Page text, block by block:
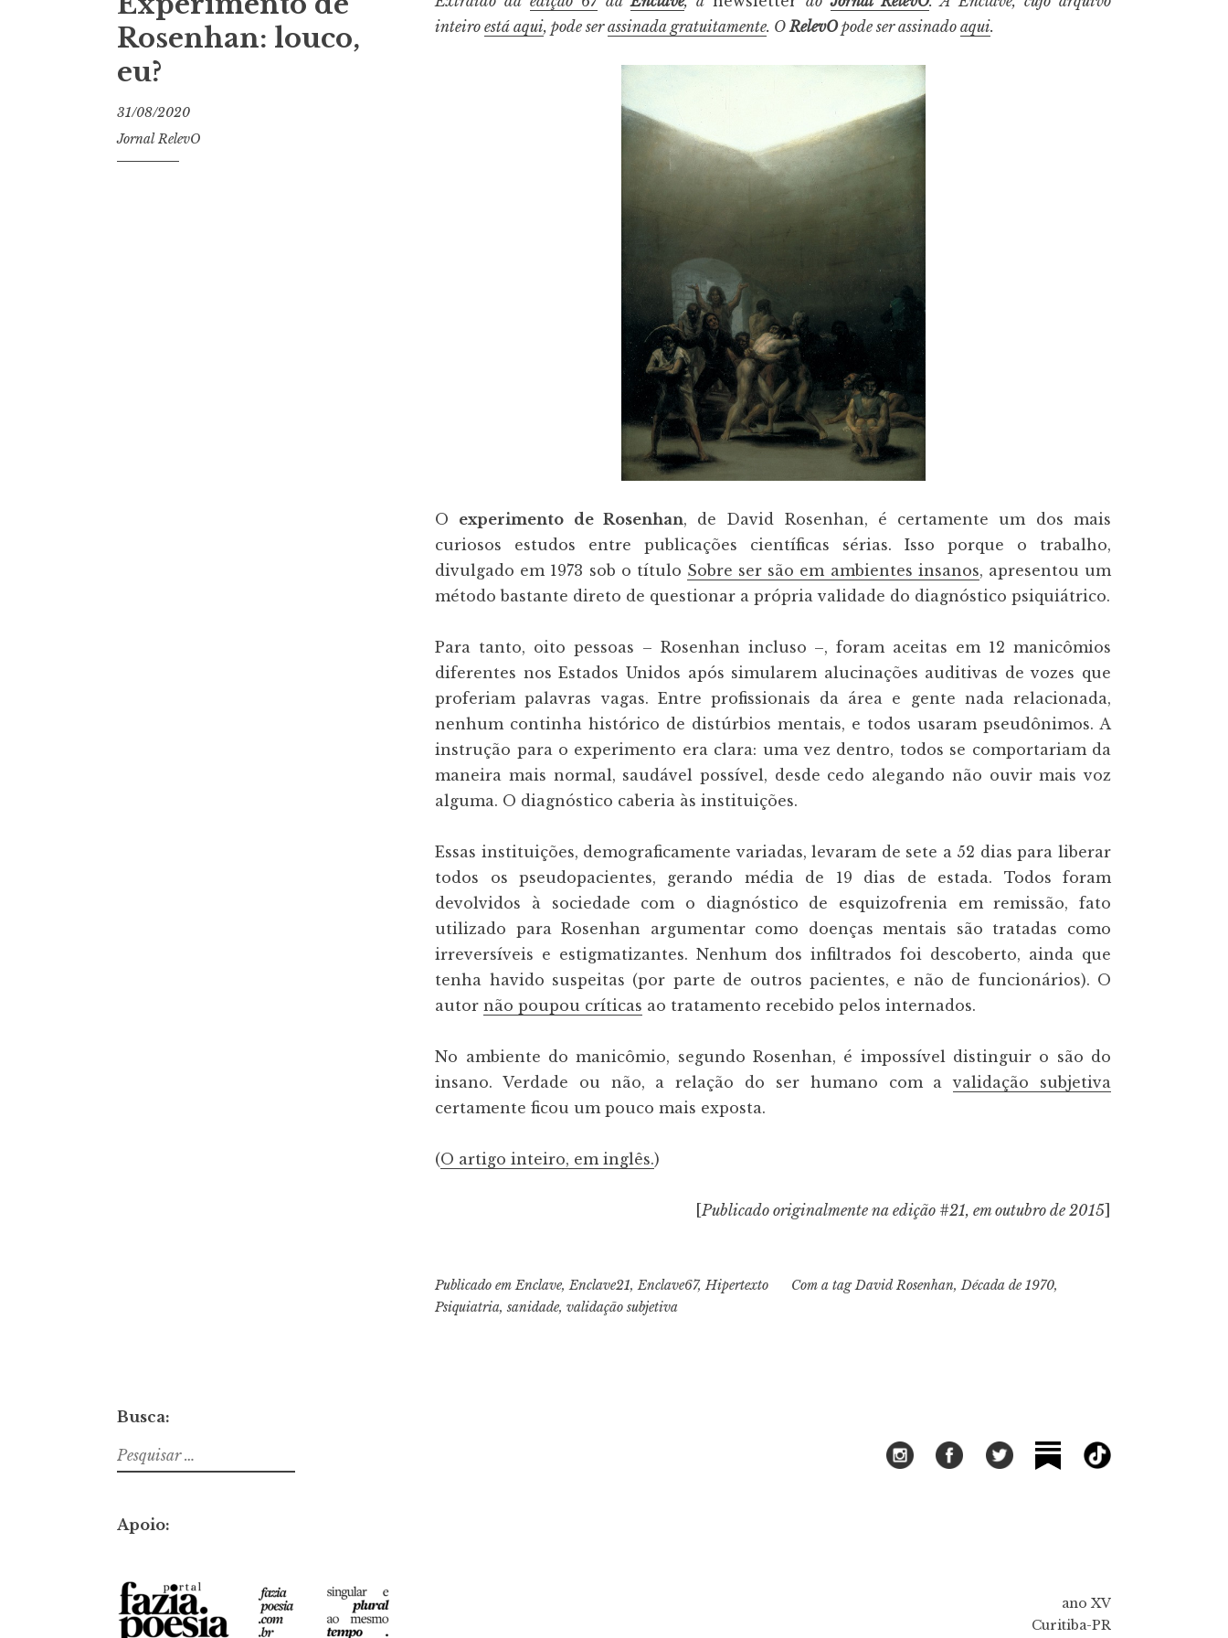
Rosenhan: louco,
eu?
31/08/2020
Jornal RelevO
inteiroestá aqui, pode serassinada gratuitamente. ORelevOpode ser assinadoaqui.
O experimento de Rosenhan, de David Rosenhan, é certamente um dos mais
curiosos estudos entre publicações científicas sérias. Isso porque o trabalho,
divulgado em 1973 sob o título Sobre ser são em ambientes insanos, apresentou um
método bastante direto de questionar a própria validade do diagnóstico psiquiátrico.
Para tanto, oito pessoas – Rosenhan incluso –, foram aceitas em 12 manicômios
diferentes nos Estados Unidos após simularem alucinações auditivas de vozes que
proferiam palavras vagas. Entre profissionais da área e gente nada relacionada,
nenhum continha histórico de distúrbios mentais, e todos usaram pseudônimos. A
instrução para o experimento era clara: uma vez dentro, todos se comportariam da
maneira mais normal, saudável possível, desde cedo alegando não ouvir mais voz
alguma. O diagnóstico caberia às instituições.
Essas instituições, demograficamente variadas, levaram de sete a 52 dias para liberar
todos os pseudopacientes, gerando média de 19 dias de estada. Todos foram
devolvidos à sociedade com o diagnóstico de esquizofrenia em remissão, fato
utilizado para Rosenhan argumentar como doenças mentais são tratadas como
irreversíveis e estigmatizantes. Nenhum dos infiltrados foi descoberto, ainda que
tenha havido suspeitas (por parte de outros pacientes, e não de funcionários). O
autornão poupou críticas ao tratamento recebido pelos internados.
No ambiente do manicômio, segundo Rosenhan, é impossível distinguir o são do
insano. Verdade ou não, a relação do ser humano com avalidação subjetiva
certamente ficou um pouco mais exposta.
(O artigo inteiro, em inglês.)
[Publicado originalmente na edição #21, em outubro de 2015
Publicado emEnclave,Enclave21,Enclave67,Hipertexto Com a tagDavid Rosenhan,Década de 1970,
Psiquiatria,sanidade,validação subjetiva
Busca:
Pesquisar
por:
Apoio:
ano XV
Curitiba-PR